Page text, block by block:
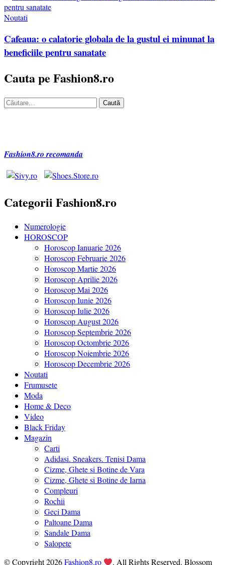
Noutati
Cafeaua: o calatorie globala de la gustul ei minunat la
beneficiile pentru sanatate
Cauta pe Fashion8.ro
Caută
Fashion8.ro recomanda
Categorii Fashion8.ro
Numerologie
HOROSCOP
Horoscop Ianuarie 2026
Horoscop Februarie 2026
Horoscop Martie 2026
Horoscop Aprilie 2026
Horoscop Mai 2026
Horoscop Iunie 2026
Horoscop Iulie 2026
Horoscop August 2026
Horoscop Septembrie 2026
Horoscop Octombrie 2026
Horoscop Noiembrie 2026
Horoscop Decembrie 2026
Noutati
Frumusete
Moda
Home & Deco
Video
Black Friday
Magazin
Carti
Adidasi. Sneakers. Tenisi Dama
Cizme, Ghete si Botine de Vara
Cizme, Ghete si Botine de Iarna
Compleuri
Rochii
Geci Dama
Paltoane Dama
Sandale Dama
Salopete
© Copyright 2026Fashion8.ro . All Rights Reserved.Blossom